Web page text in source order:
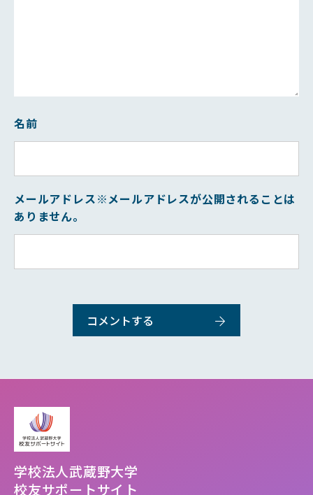
名前
メールアドレス※メールアドレスが公開されることは
ありません。
学校法人武蔵野大学
校友サポートサイト